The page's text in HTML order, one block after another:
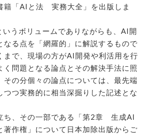
籍「AIと法 実務大全」を出版しま
うボリュームでありながらも、AI開
なる点を「網羅的」に解説するもので
まで、現場の方がAI開発や利活用を行
く問題となる論点とその解決手法に照
その分個々の論点については、最先端
つつ実務的に相当深掘りした記述とな
ち、その一部である「第2章 生成AI
著作権」について日本加除出版からご